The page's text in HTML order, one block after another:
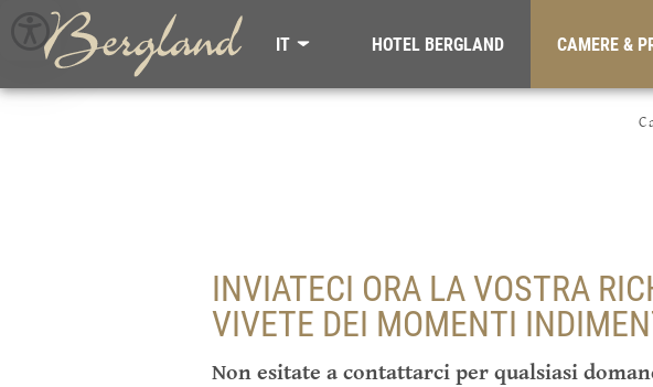
BROCHURE DELL’HOTEL
EN
IT HOTEL BERGLAND CAMERE &
INVIATECI ORA LA VOSTRA
VIVETE DEI MOMENTI
Non esitate a contattarci per qualsiasi